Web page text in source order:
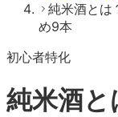
純米酒とは
め9本
初心者特化
純米酒と